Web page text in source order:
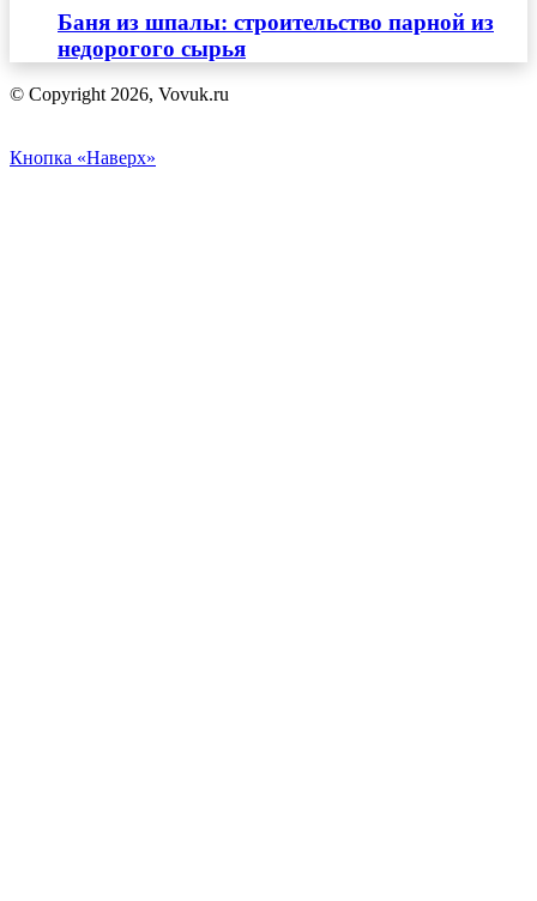
Баня из шпалы: строительство парной из
недорогого сырья
© Copyright 2026, Vovuk.ru
Кнопка «Наверх»